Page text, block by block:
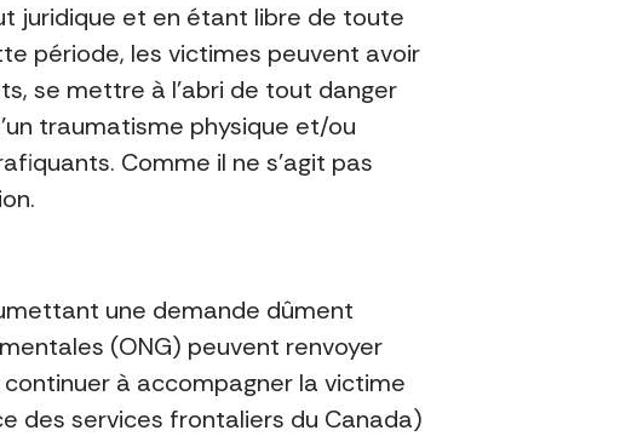
juridique et en étant libre de toute
période, les victimes peuvent avoir
se mettre à l’abri de tout danger
traumatisme physique et/ou
Comme il ne s’agit pas
une demande dûment
(ONG) peuvent renvoyer
continuer à accompagner la victime
des services frontaliers du Canada)